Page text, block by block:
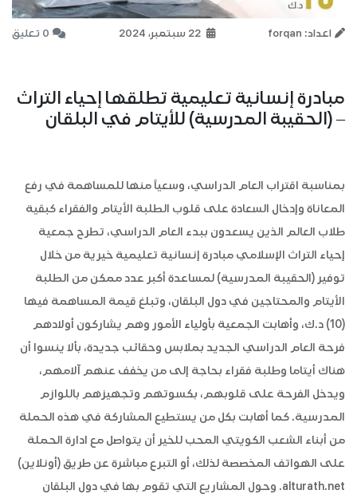
اعداد: forqan 22 سبتمبر، 2024 0 تعليق
مبادرة إنسانية تعليمية تطلقها إحياء التراث
– (الحقيبة المدرسية) للأيتام في البلقان
بمناسبة اقتراب العام الدراسي، وسعياً منها للمساهمة في رفع
المعاناة وإدخال السعادة على قلوب الطلبة الأيتام والفقراء كبقية
طلاب العالم الذين يسعدون ببدء العام الدراسي، تطرح جمعية
إحياء التراث الإسلامي مبادرة إنسانية تعليمية خيرية من خلال
توفير (الحقيبة المدرسية) لمساعدة أكبر عدد ممكن من الطلبة
الأيتام والمحتاجين في دول البلقان، وتبلغ قيمة المساهمة فيها
(10) د.ك، وأهابت الجمعية بأولياء الأمور وهم يشاركون أولادهم
فرحة العام الدراسي الجديد بملابس وحقائب جديدة، بألا ينسوا أن
هناك أيتاما وطلبة فقراء بحاجة إلى من يخفف عنهم آلامهم،
ويدخل الفرحة على قلوبهم، بكسوتهم وتجهيزهم باللوازم
المدرسية. كما أهابت بكل من يستطيع المشاركة في هذه الحملة
من أبناء الشعب الكويتي المحب للخير أن يتواصل مع ادارة الحملة
على الهواتف المخصصة لذلك، أو التبرع مباشرة عن طريق (أونلاين)
alturath.net. وحول المشاريع التي تقوم بها في دول البلقان